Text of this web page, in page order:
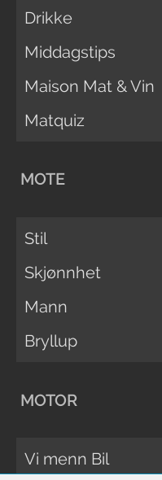
Drikke
Middagstips
Maison Mat & Vin
Matquiz
MOTE
Stil
Skjønnhet
Mann
Bryllup
MOTOR
Vi menn Bil